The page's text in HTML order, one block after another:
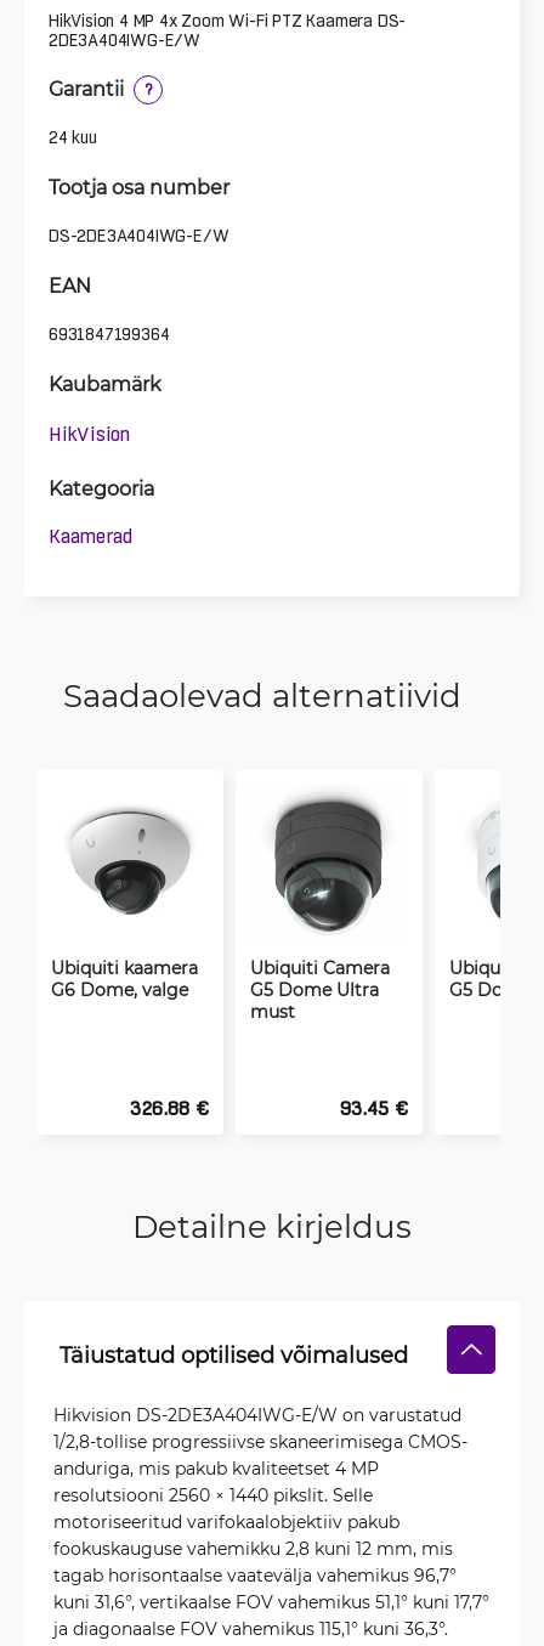
HikVision 4 MP 4x Zoom Wi-Fi PTZ Kaamera DS-
2DE3A404IWG-E/W
Garantii ?
24 kuu
Tootja osa number
DS-2DE3A404IWG-E/W
EAN
6931847199364
Kaubamärk
HikVision
Kategooria
Kaamerad
Saadaolevad alternatiivid
Ubiquiti kaamera
G6 Dome, valge
326.88 €
Ubiquiti Camera
G5 Dome Ultra
must
93.45 €
Ubiquiti
G5 Dome
Detailne kirjeldus
Täiustatud optilised võimalused
Hikvision DS-2DE3A404IWG-E/W on varustatud
1/2,8-tollise progressiivse skaneerimisega CMOS-
anduriga, mis pakub kvaliteetset 4 MP
resolutsiooni 2560 × 1440 pikslit. Selle
motoriseeritud varifokaalobjektiiv pakub
fookuskauguse vahemikku 2,8 kuni 12 mm, mis
tagab horisontaalse vaatevälja vahemikus 96,7°
kuni 31,6°, vertikaalse FOV vahemikus 51,1° kuni 17,7°
ja diagonaalse FOV vahemikus 115,1° kuni 36,3°.